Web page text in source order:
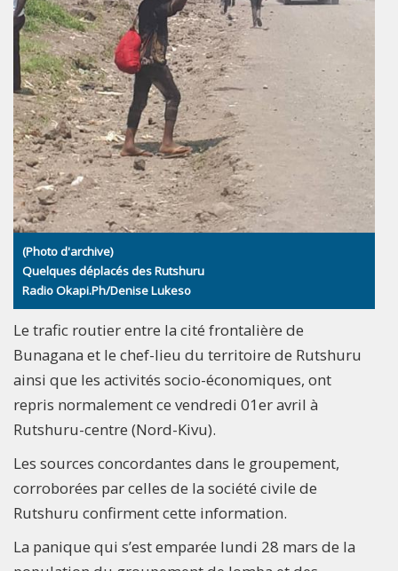
(Photo d'archive)
Quelques déplacés des Rutshuru
Radio Okapi.Ph/Denise Lukeso
Le trafic routier entre la cité frontalière de
Bunagana et le chef-lieu du territoire de Rutshuru
ainsi que les activités socio-économiques, ont
repris normalement ce vendredi 01er avril à
Rutshuru-centre (Nord-Kivu).
Les sources concordantes dans le groupement,
corroborées par celles de la société civile de
Rutshuru confirment cette information.
La panique qui s’est emparée lundi 28 mars de la